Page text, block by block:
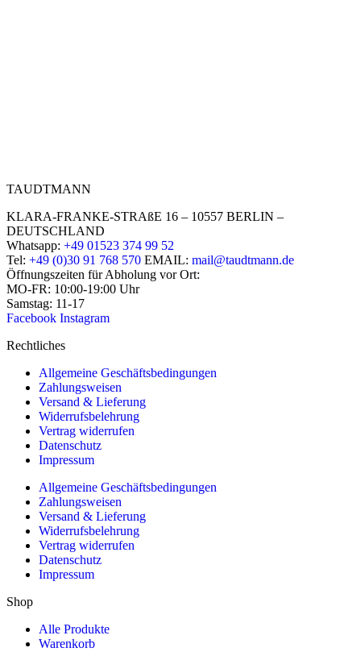
TAUDTMANN
KLARA-FRANKE-STRAßE 16 – 10557 BERLIN –
DEUTSCHLAND
Whatsapp: +49 01523 374 99 52
Tel: +49 (0)30 91 768 570 EMAIL: mail@taudtmann.de
Öffnungszeiten für Abholung vor Ort:
MO-FR: 10:00-19:00 Uhr
Samstag: 11-17
Facebook Instagram
Rechtliches
Allgemeine Geschäftsbedingungen
Zahlungsweisen
Versand & Lieferung
Widerrufsbelehrung
Vertrag widerrufen
Datenschutz
Impressum
Allgemeine Geschäftsbedingungen
Zahlungsweisen
Versand & Lieferung
Widerrufsbelehrung
Vertrag widerrufen
Datenschutz
Impressum
Shop
Alle Produkte
Warenkorb